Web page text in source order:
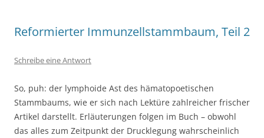
Reformierter Immunzellstammbaum, Teil 2
Schreibe eine Antwort
So, puh: der lymphoide Ast des hämatopoetischen
Stammbaums, wie er sich nach Lektüre zahlreicher frischer
Artikel darstellt. Erläuterungen folgen im Buch – obwohl
das alles zum Zeitpunkt der Drucklegung wahrscheinlich